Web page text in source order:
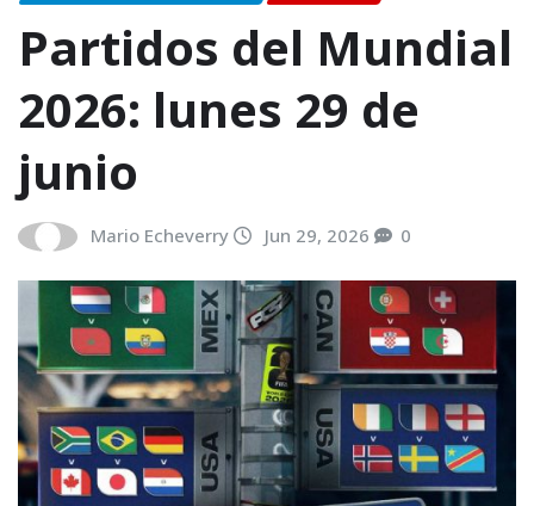
Partidos del Mundial
2026: lunes 29 de
junio
Mario Echeverry Jun 29, 2026 0